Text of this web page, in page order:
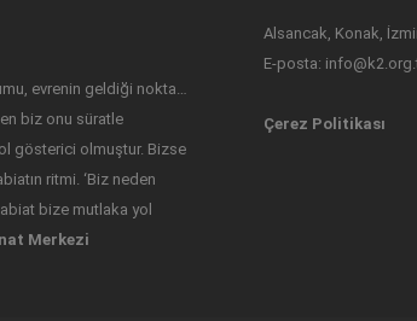
evrenin geldiği nokta…
biz onu süratle
gösterici olmuştur. Bizse
ritmi. ‘Biz neden
bize mutlaka yol
Merkezi
Alsancak, Konak,
E-posta:
Çerez Politikası